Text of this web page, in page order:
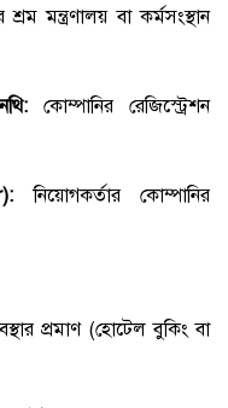
শ্রম মন্ত্রণালয় বা কর্মসংস্থান
কোম্পানির রেজিস্ট্রেশন
নিয়োগকর্তার কোম্পানির
প্রমাণ (হোটেল বুকিং বা